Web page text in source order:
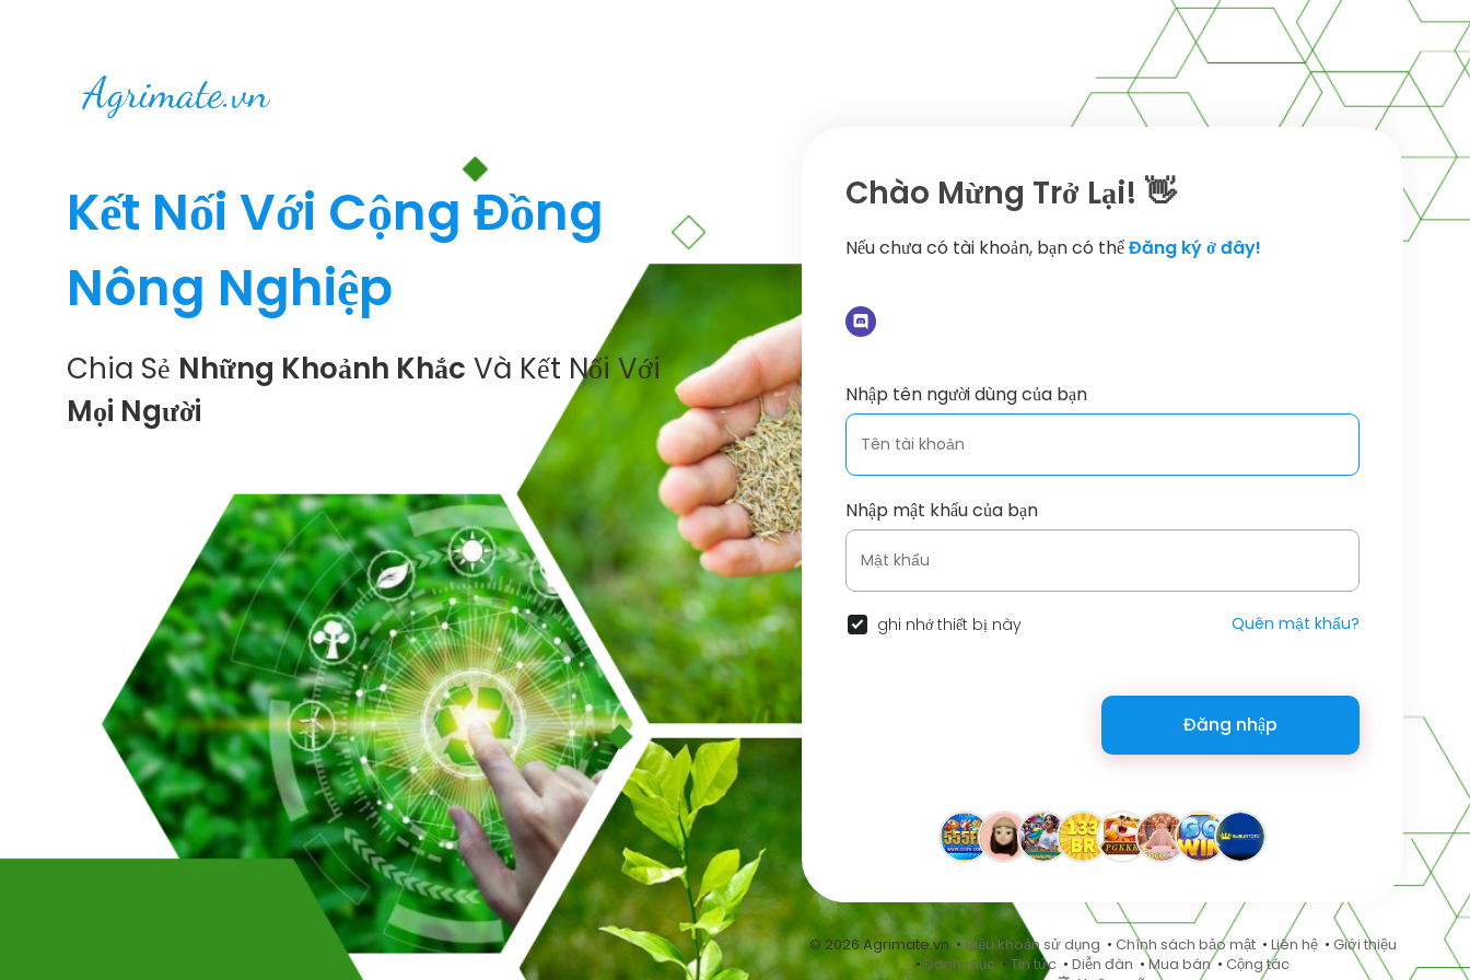
Kết Nối Với Cộng Đồng
Nông Nghiệp
Chia Sẻ Những Khoảnh Khắc Và Kết Nối Với
Mọi Người
Chào Mừng Trở Lại! 👋
Nếu chưa có tài khoản, bạn có thểĐăng ký ở đây!
Nhập tên người dùng của bạn
Nhập mật khẩu của bạn
ghi nhớ thiết bị này Quên mật khẩu?
Đăng nhập
© 2026 Agrimate.vn •Điều khoản sử dụng • Chính sách bảo mật• Liên hệ• Giới thiệu
• Danh mục• Tin tức • Diễn đàn •Mua bán• Cộng tác